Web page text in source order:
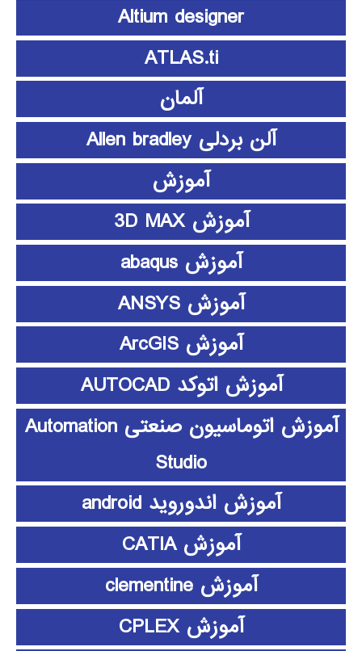
Altium designer
ATLAS.ti
آلمان
آلن بردلی Allen bradley
آموزش
آموزش 3D MAX
آموزش abaqus
آموزش ANSYS
آموزش ArcGIS
آموزش اتوکد AUTOCAD
آموزش اتوماسیون صنعتی Automation
Studio
آموزش اندوروید android
آموزش CATIA
آموزش clementine
آموزش CPLEX